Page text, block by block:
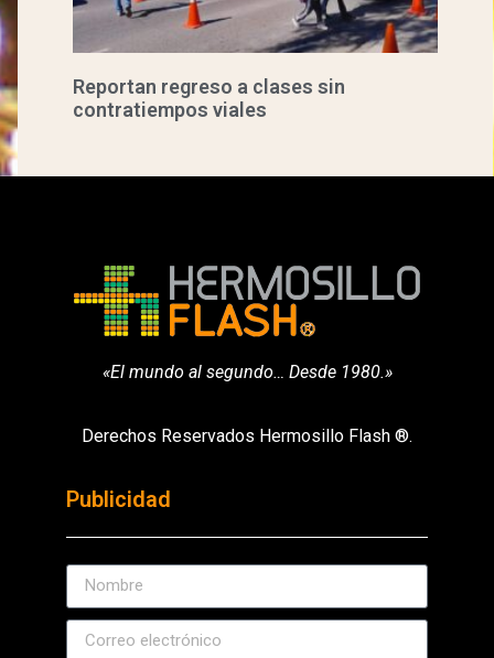
Reportan regreso a clases sin
contratiempos viales
«El mundo al segundo… Desde 1980.»
Derechos Reservados Hermosillo Flash ®.
Publicidad